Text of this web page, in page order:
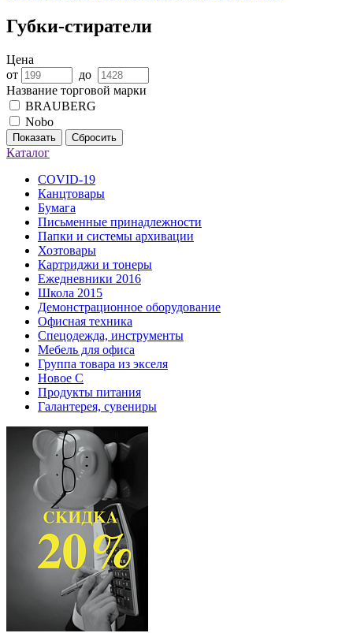
Губки-стиратели
Цена
от
до
Название торговой марки
BRAUBERG
Nobo
Показать Сбросить
Каталог
COVID-19
Канцтовары
Бумага
Письменные принадлежности
Папки и системы архивации
Хозтовары
Картриджи и тонеры
Ежедневники 2016
Школа 2015
Демонстрационное оборудование
Офисная техника
Спецодежда, инструменты
Мебель для офиса
Группа товара из экселя
Новое С
Продукты питания
Галантерея, сувениры